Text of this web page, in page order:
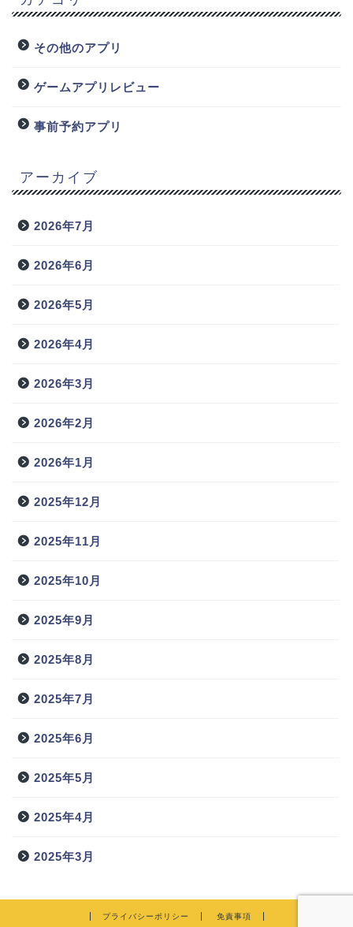
その他のアプリ
ゲームアプリレビュー
事前予約アプリ
アーカイブ
2026年7月
2026年6月
2026年5月
2026年4月
2026年3月
2026年2月
2026年1月
2025年12月
2025年11月
2025年10月
2025年9月
2025年8月
2025年7月
2025年6月
2025年5月
2025年4月
2025年3月
プライバシーポリシー 免責事項